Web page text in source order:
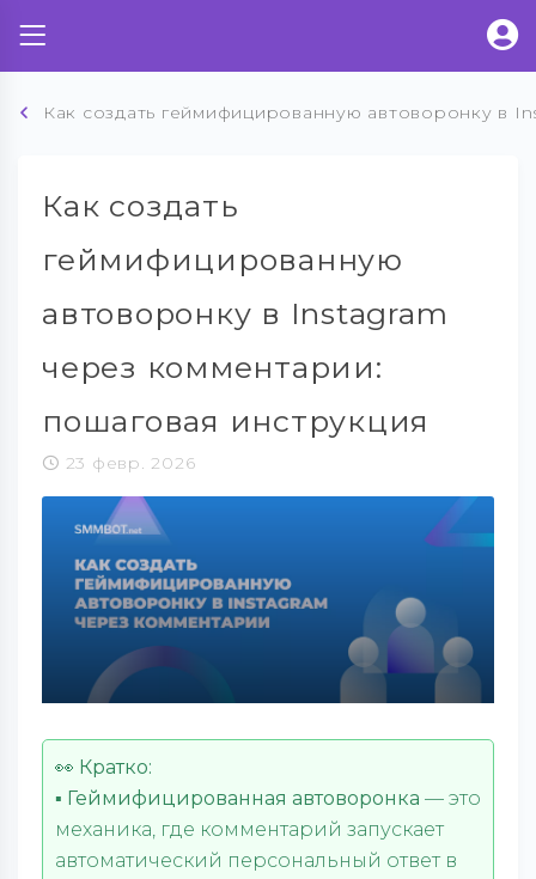
Как создать геймифицированную автоворонку в
Как создать
геймифицированную
автоворонку в Instagram
через комментарии:
пошаговая инструкция
23 февр. 2026
👀 Кратко:
▪️ Геймифицированная автоворонка — это
механика, где комментарий запускает
автоматический персональный ответ в